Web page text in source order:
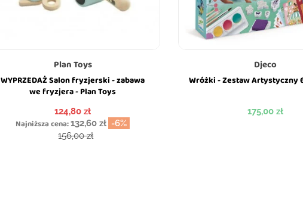
Plan Toys
WYPRZEDAŻ Salon fryzjerski - zabawa
we fryzjera - Plan Toys
Cena
124,80 zł
Najniższa cena:132,60 zł -6%
Cena podstawowa
156,00 zł
Djeco
Wróżki - Zestaw Artystyczny
Cena
175,00 zł